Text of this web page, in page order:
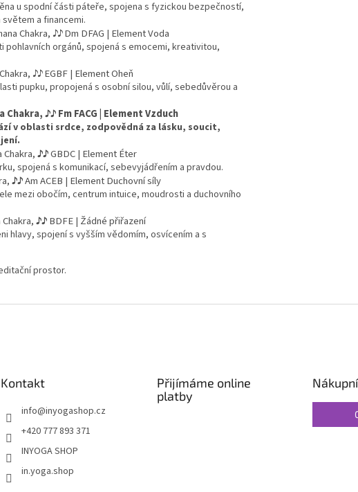
u spodní části páteře, spojena s fyzickou bezpečností,
a financemi.
Chakra, ♪♪ Dm DFAG | Element Voda
pohlavních orgánů, spojená s emocemi, kreativitou,
♪♪ EGBF | Element Oheň
pupku, propojená s osobní silou, vůlí, sebedůvěrou a
Chakra,♪♪ Fm FACG | Element Vzduch
v oblasti srdce, zodpovědná za lásku, soucit,
Chakra,♪♪GBDC | ElementÉter
spojená s komunikací, sebevyjádřením a pravdou.
♪♪Am ACEB | Element Duchovní síly
mezi obočím, centrum intuice, moudrosti a duchovního
♪♪BDFE | Žádné přiřazení
hlavy, spojení s vyšším vědomím, osvícením a s
prostor.
Kontakt
info@inyogashop.cz
+420 777 893 371
INYOGA SHOP
in.yoga.shop
Přijímáme online
platby